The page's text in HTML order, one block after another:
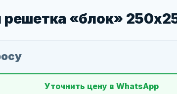
решетка «блок»
Уточнить цену в WhatsApp